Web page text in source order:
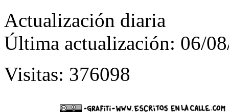
Actualización diaria
Última actualización: 06/
Visitas: 376098